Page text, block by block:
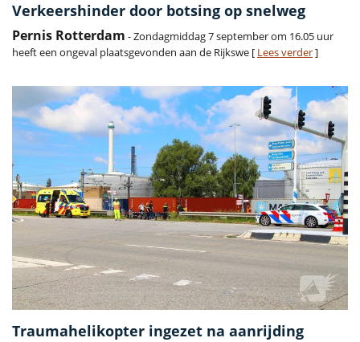
Verkeershinder door botsing op snelweg
Pernis Rotterdam - Zondagmiddag 7 september om 16.05 uur
heeft een ongeval plaatsgevonden aan de Rijkswe [ Lees verder]
Traumahelikopter ingezet na aanrijding